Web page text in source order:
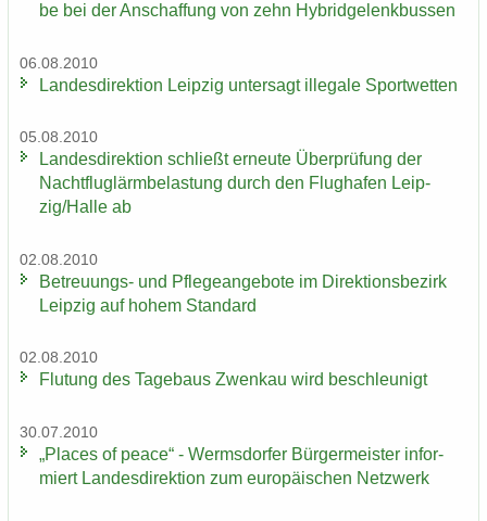
be bei der An­schaf­fung von zehn Hy­brid­ge­lenk­bus­sen
06.08.2010
Lan­des­di­rek­ti­on Leip­zig un­ter­sagt il­le­ga­le Sport­wet­ten
05.08.2010
Lan­des­di­rek­ti­on schließt er­neu­te Über­prü­fung der
Nacht­flug­lärm­be­las­tung durch den Flug­ha­fen Leip­
zig/Halle ab
02.08.2010
Betreuungs-​ und Pfle­ge­an­ge­bo­te im Di­rek­ti­ons­be­zirk
Leip­zig auf hohem Stan­dard
02.08.2010
Flu­tung des Ta­ge­baus Zwenkau wird be­schleu­nigt
30.07.2010
„Places of peace“ - Werms­dor­fer Bür­ger­meis­ter in­for­
miert Lan­des­di­rek­ti­on zum eu­ro­päi­schen Netz­werk